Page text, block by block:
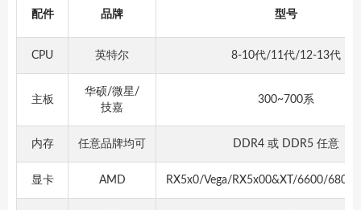
配件 品牌 型号
CPU 英特尔 8-10代/11代/12-13代
主板
华硕/微星/
技嘉
300~700系
内存 任意品牌均可 DDR4 或 DDR5 任意
显卡 AMD RX5x0/Vega/RX5x00&XT/6600/